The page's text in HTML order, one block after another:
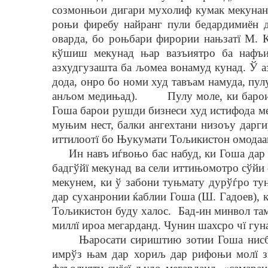
созмонњои дигари мухолиф кумак
роњи фиребу найранг пули бедардимиён
оварда, бо роњбари фирории нањзатї М.
кўшиш мекунад њар вазъиятро ба
азхудгузашта ба љомеа вонамуд кунад.
дода, онро бо номи худ тавъам намуда,
анљом медињад). Пулу моле, ки барои
Гоша барои рушди бизнеси худ истифода
муњим нест, балки ангехтани низоъу
иттилоотї бо Њукумати Тољикистон
Ин навъ иѓвоњо бас набуд, ки Гоша дар
бадгўйї мекунад ва сели иттињомотро
мекунем, ки ў забони туњмату дурўѓро
дар суханронии ќаблии Гоша (Ш.
Тољикистон буду халос. Бад-ин минвол
миллї ироа мегарданд. Чунин шахсро чї
Њаросати сириштию зотии Гоша
имрўз њам дар хориљ дар рифоњи молї